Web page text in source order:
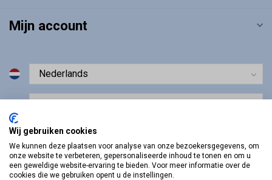
Mijn account
Wij gebruiken cookies
We kunnen deze plaatsen voor analyse van onze bezoekersgegevens, om
onze website te verbeteren, gepersonaliseerde inhoud te tonen en om u
een geweldige website-ervaring te bieden. Voor meer informatie over de
cookies die we gebruiken opent u de instellingen.